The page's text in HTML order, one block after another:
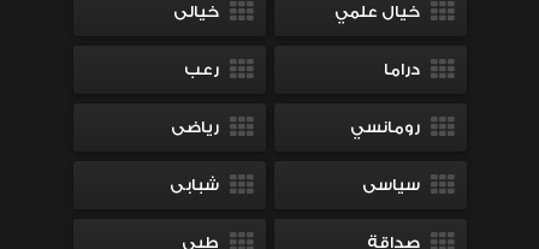
خيال علمي خيالى
دراما رعب
رومانسي رياضى
سياسى شبابى
صداقة طبي